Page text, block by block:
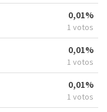
0,01%
1 votos
0,01%
1 votos
0,01%
1 votos